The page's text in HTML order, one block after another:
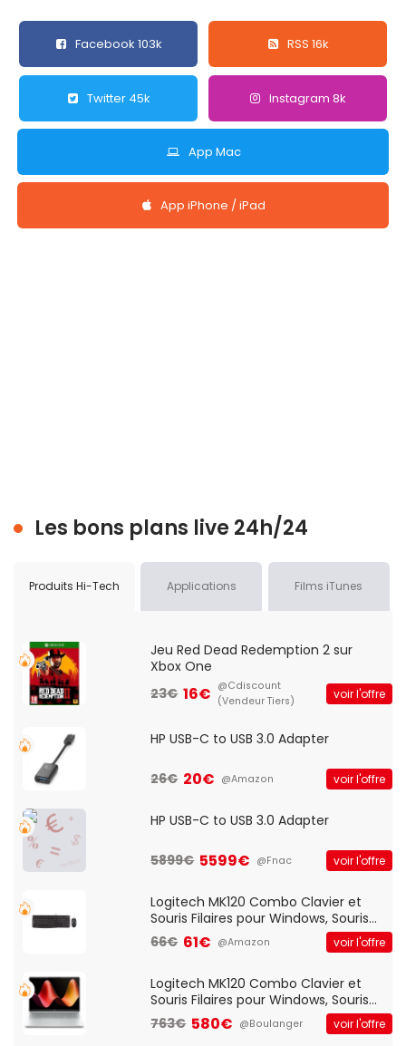
Facebook 103k RSS 16k
Twitter 45k Instagram 8k
App Mac
App iPhone / iPad
Les bons plans live 24h/24
Produits Hi-Tech Applications Films iTunes
Jeu Red Dead Redemption 2 sur
Xbox One
23€ 16€ @Cdiscount
(Vendeur Tiers)
voir l'offre
HP USB-C to USB 3.0 Adapter
26€ 20€ @Amazon voir l'offre
HP USB-C to USB 3.0 Adapter
5899€ 5599€ @Fnac voir l'offre
Logitech MK120 Combo Clavier et
Souris Filaires pour Windows, Souris
Optique Filaire, Connexion USB Plug
And Play, Confortable, Taille
QWERTY UK - Noir
66€ 61€ @Amazon voir l'offre
Logitech MK120 Combo Clavier et
Souris Filaires pour Windows, Souris
Optique Filaire, Connexion USB Plug
And Play, Confortable, Taille
763€ 580€ @Boulanger voir l'offre